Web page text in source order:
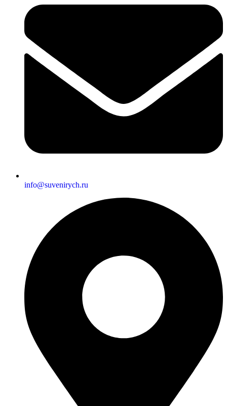
info@suvenirych.ru